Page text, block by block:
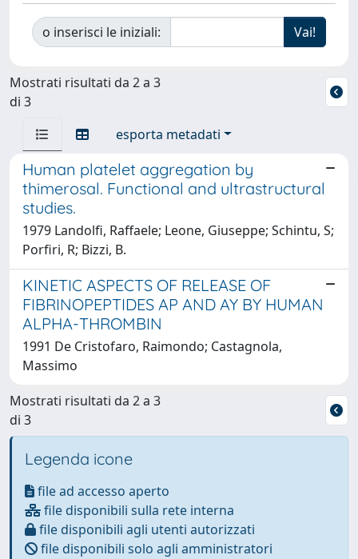
o inserisci le iniziali:
Mostrati risultati da 2 a 3
di 3
esporta metadati
Human platelet aggregation by
thimerosal. Functional and ultrastructural
studies.
1979 Landolfi, Raffaele; Leone, Giuseppe; Schintu, S;
Porfiri, R; Bizzi, B.
KINETIC ASPECTS OF RELEASE OF
FIBRINOPEPTIDES AP AND AY BY HUMAN
ALPHA-THROMBIN
1991 De Cristofaro, Raimondo; Castagnola,
Massimo
Mostrati risultati da 2 a 3
di 3
Legenda icone
file ad accesso aperto
file disponibili sulla rete interna
file disponibili agli utenti autorizzati
file disponibili solo agli amministratori